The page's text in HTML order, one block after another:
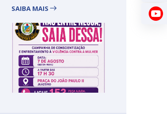
SAIBA MAIS